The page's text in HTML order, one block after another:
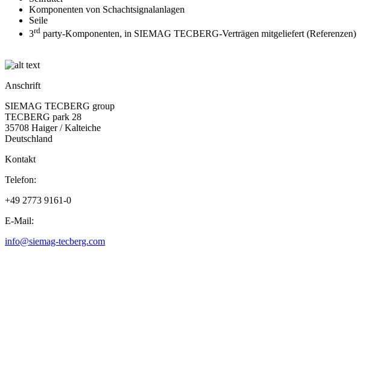
Komponenten von Schachtsignalanlagen
Seile
3rd party-Komponenten, in SIEMAG TECBERG-Verträgen mitgeliefert (Referenzen)
Anschrift
SIEMAG TECBERG group
TECBERG park 28
35708 Haiger / Kalteiche
Deutschland
Kontakt
Telefon:
+49 2773 9161-0
E-Mail:
info@siemag-tecberg.com